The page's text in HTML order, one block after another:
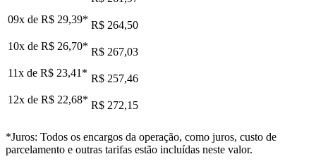
09x de R$ 29,39* R$ 264,50
10x de R$ 26,70* R$ 267,03
11x de R$ 23,41 * R$ 257,46
12x de R$ 22,68* R$ 272,15
*Juros: Todos os encargos da operação, como juros, custo de
parcelamento e outras tarifas estão incluídas neste valor.